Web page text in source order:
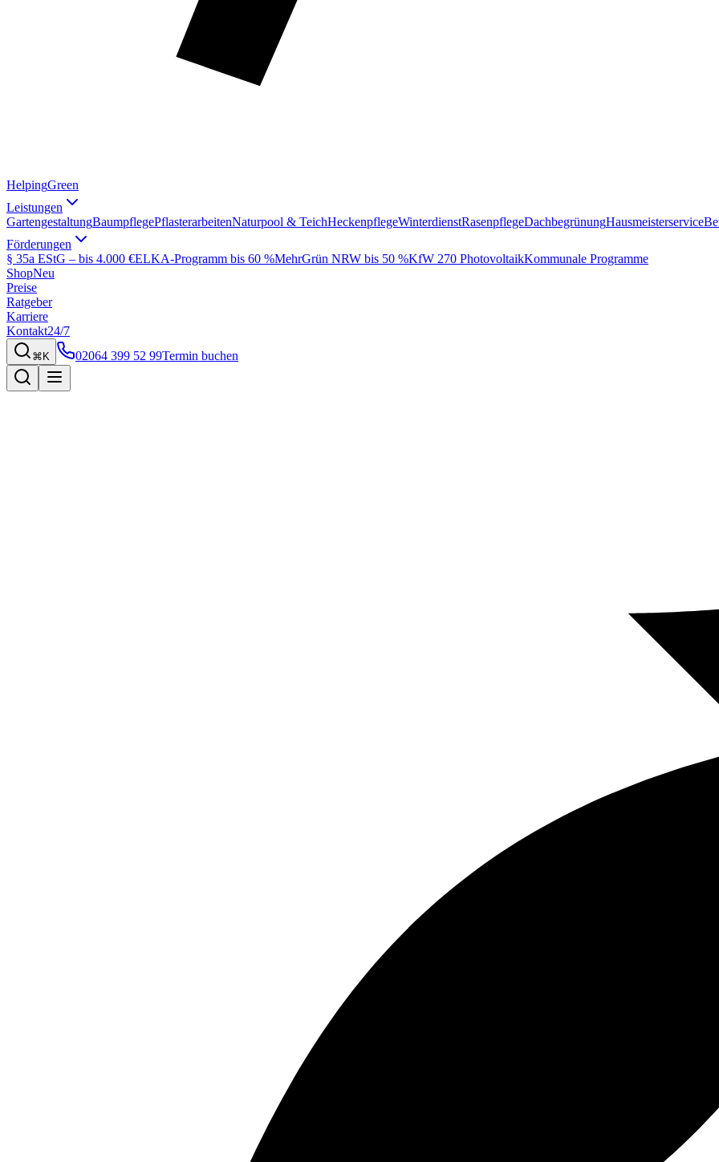
HelpingGreen
Leistungen
GartengestaltungBaumpflegePflasterarbeitenNaturpool & TeichHeckenpflegeWinterdienstRasenpflegeDachbegrünungHausmeisterservice
Förderungen
§ 35a EStG – bis 4.000 €ELKA-Programm bis 60 %MehrGrün NRW bis 50 %KfW 270 PhotovoltaikKommunale Programme
ShopNeu
Preise
Ratgeber
Karriere
Kontakt24/7
⌘K 02064 399 52 99Termin buchen